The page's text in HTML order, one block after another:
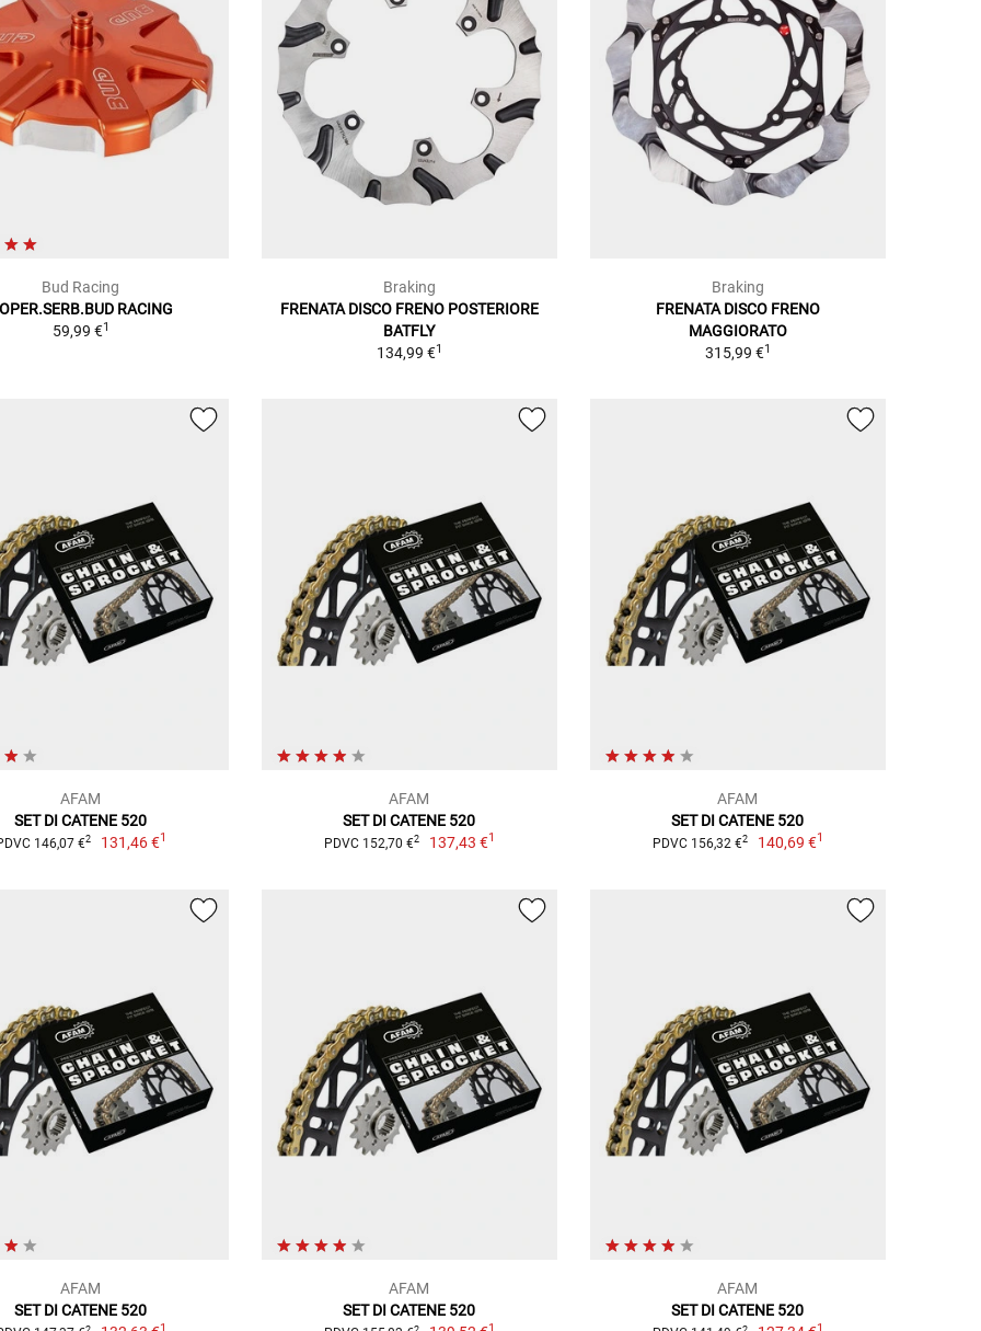
Bud Racing
RACING
59,99 €1
Braking
FRENATA DISCO FRENO POSTERIORE
BATFLY
134,99 €1
Braking
FRENATA DISCO FRENO
MAGGIORATO
315,99 €1
AFAM
SET DI CATENE 520
146,07 €2 131,46 €1
AFAM
SET DI CATENE 520
PDVC 152,70 €2 137,43 €1
AFAM
SET DI CATENE 520
PDVC 156,32 €2 140,69 €1
AFAM
SET DI CATENE 520
AFAM
SET DI CATENE 520
AFAM
SET DI CATENE 520